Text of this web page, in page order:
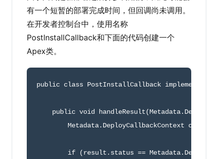
有一个短暂的部署完成时间，但回调尚未调用。
在开发者控制台中，使用名称
PostInstallCallback和下面的代码创建一个
Apex类。
public class PostInstallCallback implements
public void handleResult(Metadata.
        Metadata
. DeployCallbackContext context
if (result . status == Metadata.